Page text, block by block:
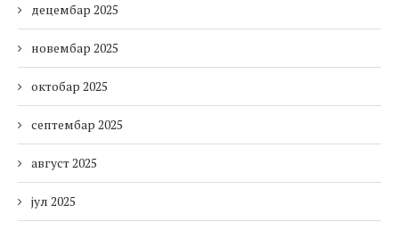
децембар 2025
новембар 2025
октобар 2025
септембар 2025
август 2025
јул 2025